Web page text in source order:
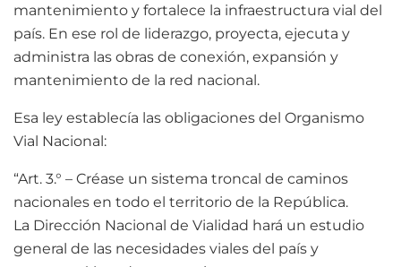
mantenimiento y fortalece la infraestructura vial del
país. En ese rol de liderazgo, proyecta, ejecuta y
administra las obras de conexión, expansión y
mantenimiento de la red nacional.
Esa ley establecía las obligaciones del Organismo
Vial Nacional:
“Art. 3.° – Créase un sistema troncal de caminos
nacionales en todo el territorio de la República.
La Dirección Nacional de Vialidad hará un estudio
general de las necesidades viales del país y